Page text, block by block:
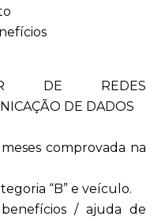
DE REDES
DE DADOS
comprovada na
“B” e veículo.
/ ajuda de